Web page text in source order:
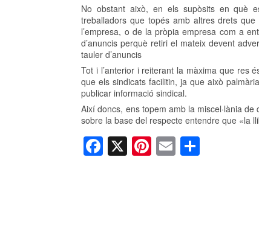
No obstant això, en els supòsits en què
treballadors que topés amb altres drets
l’empresa, o de la pròpia empresa com a
d’anuncis perquè retiri el mateix devent
tauler d’anuncis
Tot i l’anterior i reiterant la màxima que res
que els sindicats facilitin, ja que això
publicar informació sindical.
Així doncs, ens topem amb la miscel·lània
sobre la base del respecte entendre que «la
F X Pi E